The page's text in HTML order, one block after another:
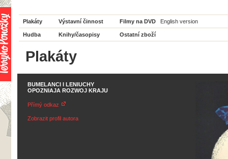
Plakáty Výstavní činnost Filmy na DVD English version
Hudba Knihy/časopisy Ostatní zboží
Plakáty
BUMELANCI I LENIUCHY
OPOZNIAJA ROZWOJ KRAJU
Přímý odkaz
Zobrazit profil autora